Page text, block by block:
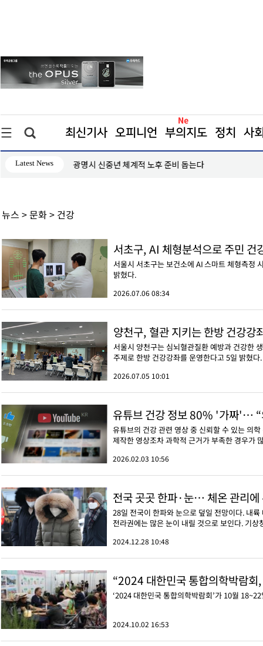
최신기사 오피니언 부의지도 정치 사
Latest News 인천시, 이호선과 함께하는 아동학대예방 부모특강 개최
뉴스 > 문화 > 건강
서초구, AI 체형분석으로 주민 건
서울시 서초구는 보건소에 AI 스마트 체형측정
밝혔다.
2026.07.06 08:34
양천구, 혈관 지키는 한방 건강강
서울시 양천구는 심뇌혈관질환 예방과 건강한
주제로 한방 건강강좌를 운영한다고 5일 밝혔다.
2026.07.05 10:01
유튜브 건강 정보 80% '가짜'… “
유튜브의 건강 관련 영상 중 신뢰할 수 있는 의
제작한 영상조차 과학적 근거가 부족한 경우가
2026.02.03 10:56
전국 곳곳 한파·눈… 체온 관리에
28일 전국이 한파와 눈으로 덮일 전망이다. 내
전라권에는 많은 눈이 내릴 것으로 보인다. 기
2024.12.28 10:48
“2024 대한민국 통합의학박람회
‘2024 대한민국 통합의학박람회’가 10월
2024.10.02 16:53